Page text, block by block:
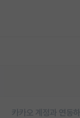
카카오 계정과 연동